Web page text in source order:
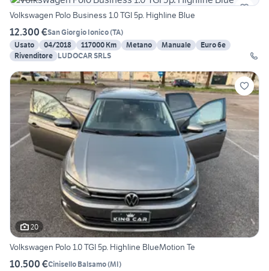
Volkswagen Polo Business 1.0 TGI 5p. Highline Blue
12.300 €San Giorgio Ionico(TA)
Usato
04/2018 117000 Km Metano Manuale
Euro 6e
Rivenditore LUDOCAR SRLS
20
Volkswagen Polo 1.0 TGI 5p. Highline BlueMotion Te
10.500 €Cinisello Balsamo(MI)